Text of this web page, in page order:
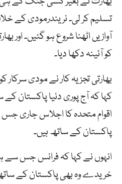
تسلیم کر لی۔ نریندرمودی کے
آوازیں اٹھنا شروع ہو گئیں۔ اور
کو آئینہ دکھا دیا۔
بھارتی تجزیہ کار نے مودی سرکار
کہا کہ آج پوری دنیا پاکستان
پاکستان کے ساتھ ہیں۔
انہوں نے کہا کہ فرانس جس سے
خریدے وہ بھی پاکستان کے